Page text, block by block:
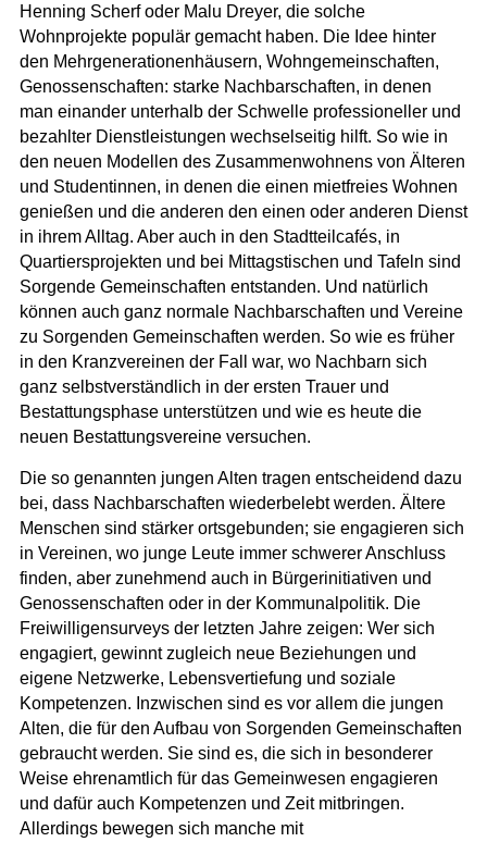
Henning Scherf oder Malu Dreyer, die solche
Wohnprojekte populär gemacht haben. Die Idee hinter
den Mehrgenerationenhäusern, Wohngemeinschaften,
Genossenschaften: starke Nachbarschaften, in denen
man einander unterhalb der Schwelle professioneller und
bezahlter Dienstleistungen wechselseitig hilft. So wie in
den neuen Modellen des Zusammenwohnens von Älteren
und Studentinnen, in denen die einen mietfreies Wohnen
genießen und die anderen den einen oder anderen Dienst
in ihrem Alltag. Aber auch in den Stadtteilcafés, in
Quartiersprojekten und bei Mittagstischen und Tafeln sind
Sorgende Gemeinschaften entstanden. Und natürlich
können auch ganz normale Nachbarschaften und Vereine
zu Sorgenden Gemeinschaften werden. So wie es früher
in den Kranzvereinen der Fall war, wo Nachbarn sich
ganz selbstverständlich in der ersten Trauer und
Bestattungsphase unterstützen und wie es heute die
neuen Bestattungsvereine versuchen.
Die so genannten jungen Alten tragen entscheidend dazu
bei, dass Nachbarschaften wiederbelebt werden. Ältere
Menschen sind stärker ortsgebunden; sie engagieren sich
in Vereinen, wo junge Leute immer schwerer Anschluss
finden, aber zunehmend auch in Bürgerinitiativen und
Genossenschaften oder in der Kommunalpolitik. Die
Freiwilligensurveys der letzten Jahre zeigen: Wer sich
engagiert, gewinnt zugleich neue Beziehungen und
eigene Netzwerke, Lebensvertiefung und soziale
Kompetenzen. Inzwischen sind es vor allem die jungen
Alten, die für den Aufbau von Sorgenden Gemeinschaften
gebraucht werden. Sie sind es, die sich in besonderer
Weise ehrenamtlich für das Gemeinwesen engagieren
und dafür auch Kompetenzen und Zeit mitbringen.
Allerdings bewegen sich manche mit